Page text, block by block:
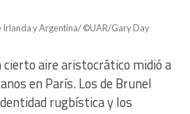
Irlanda y Argentina/ ©UAR/Gary Day
aire aristocrático midió a
en París. Los de Brunel
rugbística y los